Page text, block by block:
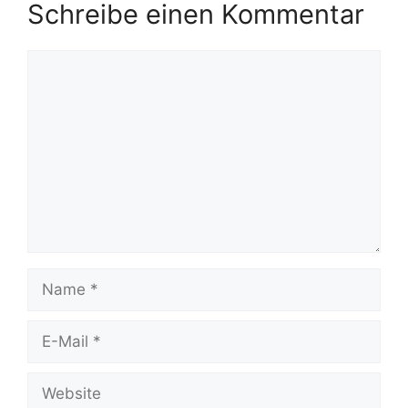
Schreibe einen Kommentar
Name
Website